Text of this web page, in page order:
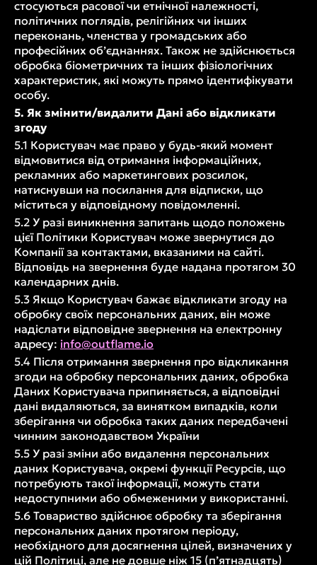
стосуються расової чи етнічної належності,
політичних поглядів, релігійних чи інших
переконань, членства у громадських або
професійних об’єднаннях. Також не здійснюється
обробка біометричних та інших фізіологічних
характеристик, які можуть прямо ідентифікувати
особу.
5. Як змінити/видалити Дані або відкликати
згоду
5.1 Користувач має право у будь-який момент
відмовитися від отримання інформаційних,
рекламних або маркетингових розсилок,
натиснувши на посилання для відписки, що
міститься у відповідному повідомленні.
5.2 У разі виникнення запитань щодо положень
цієї Політики Користувач може звернутися до
Компанії за контактами, вказаними на сайті.
Відповідь на звернення буде надана протягом 30
календарних днів.
5.3 Якщо Користувач бажає відкликати згоду на
обробку своїх персональних даних, він може
надіслати відповідне звернення на електронну
адресу: info@outflame.io
5.4 Після отримання звернення про відкликання
згоди на обробку персональних даних, обробка
Даних Користувача припиняється, а відповідні
дані видаляються, за винятком випадків, коли
зберігання чи обробка таких даних передбачені
чинним законодавством України
5.5 У разі зміни або видалення персональних
даних Користувача, окремі функції Ресурсів, що
потребують такої інформації, можуть стати
недоступними або обмеженими у використанні.
5.6 Товариство здійснює обробку та зберігання
персональних даних протягом періоду,
необхідного для досягнення цілей, визначених у
цій Політиці, але не довше ніж 15 (п’ятнадцять)